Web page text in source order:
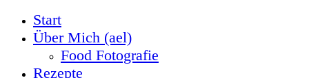
Start
Über Mich (ael)
Food Fotografie
Rezepte